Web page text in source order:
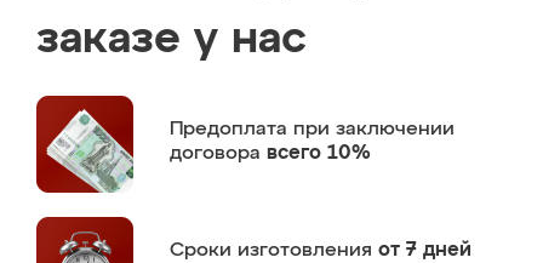
заказе у нас
Предоплата при заключении
договора всего 10%
Сроки изготовления от 7 дней